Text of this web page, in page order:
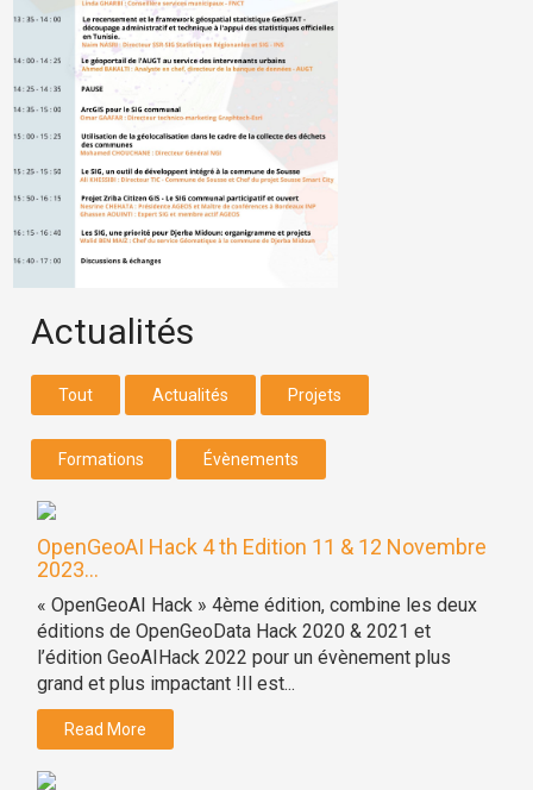
Actualités
Tout Actualités Projets
Formations Évènements
OpenGeoAI Hack 4 th Edition 11 & 12 Novembre
2023...
« OpenGeoAI Hack » 4ème édition, combine les deux
éditions de OpenGeoData Hack 2020 & 2021 et
l’édition GeoAIHack 2022 pour un évènement plus
grand et plus impactant !Il est...
Read More